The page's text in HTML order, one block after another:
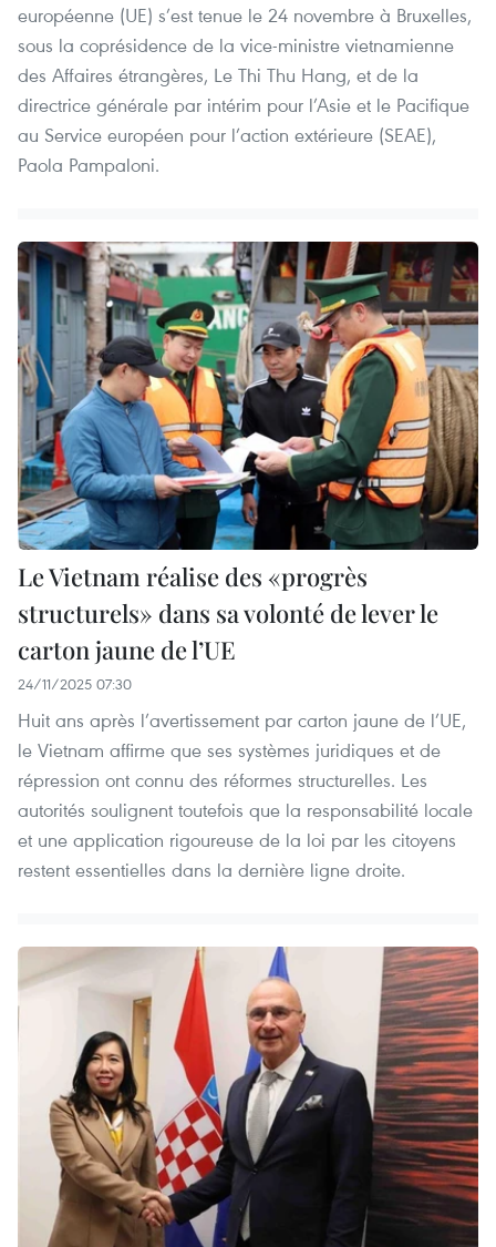
européenne (UE) s’est tenue le 24 novembre à Bruxelles,
sous la coprésidence de la vice-ministre vietnamienne
des Affaires étrangères, Le Thi Thu Hang, et de la
directrice générale par intérim pour l’Asie et le Pacifique
au Service européen pour l’action extérieure (SEAE),
Paola Pampaloni.
Le Vietnam réalise des «progrès
structurels» dans sa volonté de lever le
carton jaune de l’UE
24/11/2025 07:30
Huit ans après l’avertissement par carton jaune de l’UE,
le Vietnam affirme que ses systèmes juridiques et de
répression ont connu des réformes structurelles. Les
autorités soulignent toutefois que la responsabilité locale
et une application rigoureuse de la loi par les citoyens
restent essentielles dans la dernière ligne droite.